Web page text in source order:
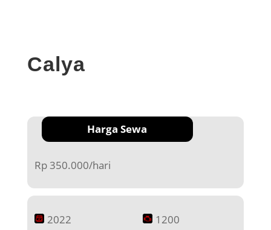
Calya
Harga Sewa
Rp 350.000/hari
2022 1200